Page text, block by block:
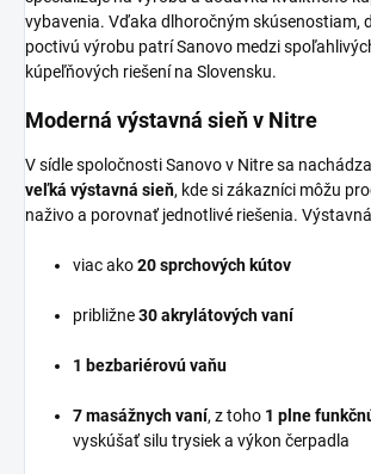
vybavenia. Vďaka dlhoročným skúsenostiam,
poctivú výrobu patrí Sanovo medzi
kúpeľňových riešení na Slovensku.
Moderná výstavná sieň v Nitre
V sídle spoločnosti Sanovo v Nitre sa nachádza
veľká výstavná sieň, kde si zákazníci môžu
naživo a porovnať jednotlivé riešenia.
viac ako20 sprchových kútov
približne30 akrylátových vaní
1 bezbariérovú vaňu
7 masážnych vaní, z toho 1 plne
vyskúšať silu trysiek a výkon čerpadla